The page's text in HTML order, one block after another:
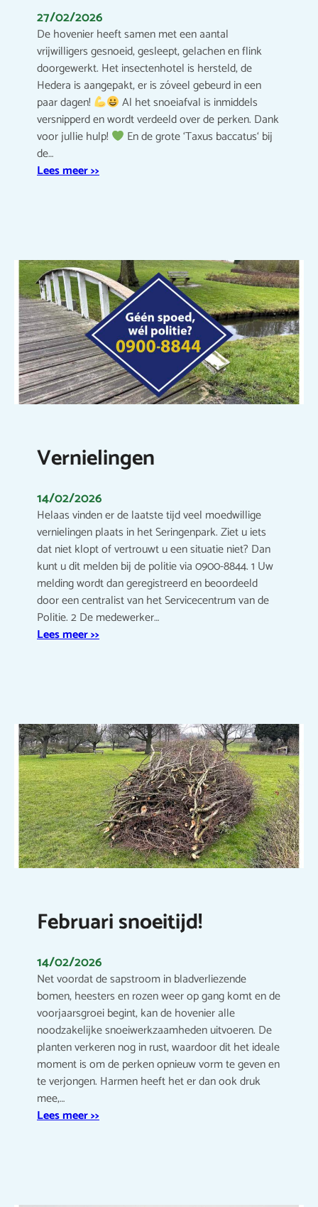
27/02/2026
De hovenier heeft samen met een aantal
vrijwilligers gesnoeid, gesleept, gelachen en flink
doorgewerkt. Het insectenhotel is hersteld, de
Hedera is aangepakt, er is zóveel gebeurd in een
paar dagen!
Al het snoeiafval is inmiddels
versnipperd en wordt verdeeld over de perken. Dank
voor jullie hulp!
En de grote ‘Taxus baccatus‘ bij
de…
Lees meer >>
Vernielingen
14/02/2026
Helaas vinden er de laatste tijd veel moedwillige
vernielingen plaats in het Seringenpark. Ziet u iets
dat niet klopt of vertrouwt u een situatie niet? Dan
kunt u dit melden bij de politie via 0900-8844. 1 Uw
melding wordt dan geregistreerd en beoordeeld
door een centralist van het Servicecentrum van de
Politie. 2 De medewerker…
Lees meer >>
Februari snoeitijd!
14/02/2026
Net voordat de sapstroom in bladverliezende
bomen, heesters en rozen weer op gang komt en de
voorjaarsgroei begint, kan de hovenier alle
noodzakelijke snoeiwerkzaamheden uitvoeren. De
planten verkeren nog in rust, waardoor dit het ideale
moment is om de perken opnieuw vorm te geven en
te verjongen. Harmen heeft het er dan ook druk
mee,…
Lees meer >>